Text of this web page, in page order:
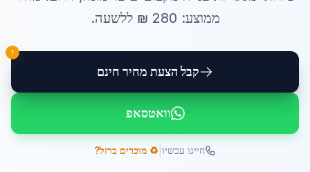
ממוצע: 280 ₪ ללשעה.
קבל הצעת מחיר חינם
!
וואטסאפ
חייגו עכשיו ♻️ מוכרים ברזל?